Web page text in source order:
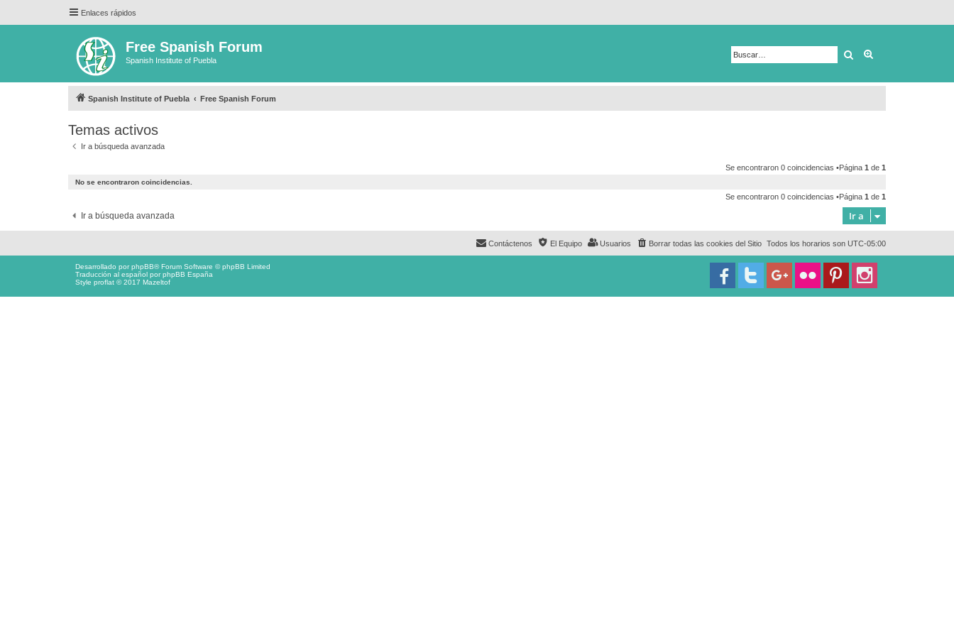
Enlaces rápidos
Free Spanish Forum
Spanish Institute of Puebla Buscar
Spanish Institute of Puebla Free Spanish Forum
Temas activos
Ir a búsqueda avanzada
Se encontraron 0 coincidencias •Página 1 de 1
No se encontraron coincidencias.
Se encontraron 0 coincidencias •Página 1 de 1
Ir a búsqueda avanzada Ir a
Todos los horarios son UTC-05:00
Borrar todas las cookies del Sitio
Usuarios
El Equipo
Contáctenos
Desarrollado porphpBB® Forum Software © phpBB Limited
Traducción al español porphpBB España
Style proflat © 2017 Mazeltof